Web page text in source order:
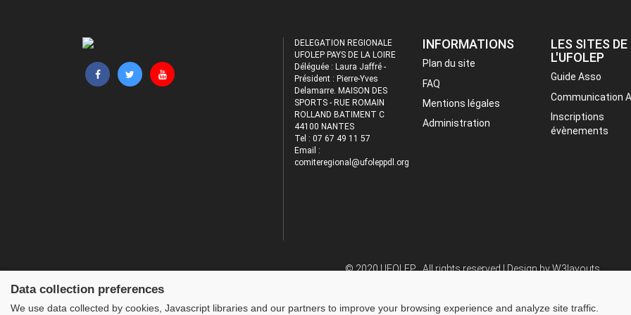
DELEGATION REGIONALE
UFOLEP PAYS DE LA LOIRE
Déléguée : Laura Jaffré -
Président : Pierre-Yves
Delamarre. MAISON DES
SPORTS - RUE ROMAIN
ROLLAND BATIMENT C
44100 NANTES
Tel : 07 67 49 11 57
Email :
comiteregional@ufoleppdl.org
INFORMATIONS
Plan du site
FAQ
Mentions légales
Administration
LES SITES DE
L'UFOLEP
Guide Asso
Communication
Inscriptions
évènements
© 2020 UFOLEP . All rights reserved | Design byW3layouts.
Data collection preferences
We use data collected by cookies, Javascript libraries and our partners to improve your browsing experience and analyze site traffic.